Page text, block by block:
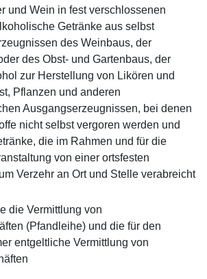
und Wein in fest verschlossenen
Getränke aus selbst
des Weinbaus, der
des Obst- und Gartenbaus, der
zur Herstellung von Likören und
Pflanzen und anderen
Ausgangserzeugnissen, bei denen
nicht selbst vergoren werden und
die im Rahmen und für die
von einer ortsfesten
Verzehr an Ort und Stelle verabreicht
die Vermittlung von
(Pfandleihe) und die für den
entgeltliche Vermittlung von